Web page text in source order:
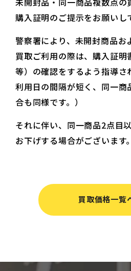
購入証明のご提示をお願いし
警察署により、未開封商品お
買取ご利用の際は、購入証
等）の確認をするよう指導
利用日の間隔が短く、同一
合も同様です。）
それに伴い、同一商品2点目
お下げする場合がございます。
買取価格一覧